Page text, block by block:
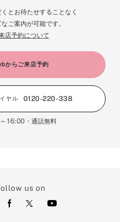
とお待たせすることなく
ご案内が可能です。
店予約について
からご来店予約
ヤル 0120-220-338
16:00 ・通話無料
us on